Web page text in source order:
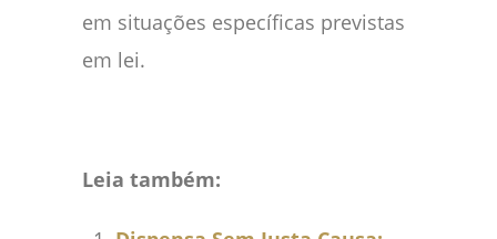
em situações específicas previstas
em lei.
Leia também: